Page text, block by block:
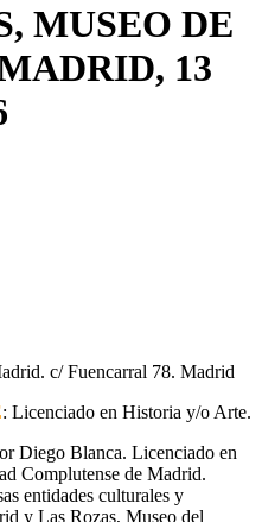
MUSEO DE
13
c/ Fuencarral 78. Madrid
: Licenciado en Historia y/o Arte.
Diego Blanca. Licenciado en
Complutense de Madrid.
entidades culturales y
y Las Rozas, Museo del